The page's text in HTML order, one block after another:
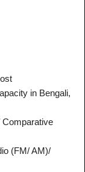
in Bengali,
Comparative
(FM/ AM)/